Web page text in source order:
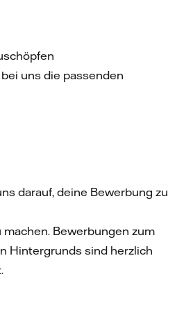
uns die passenden
darauf, deine Bewerbung zu
Bewerbungen zum
Hintergrunds sind herzlich